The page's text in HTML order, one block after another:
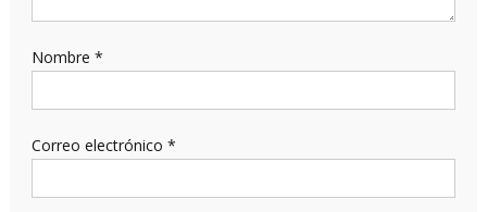
Nombre *
Correo electrónico *